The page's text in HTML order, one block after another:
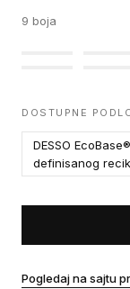
9 boja
DOSTUPNE
DESSO
definisanog
Pogledaj na sajtu